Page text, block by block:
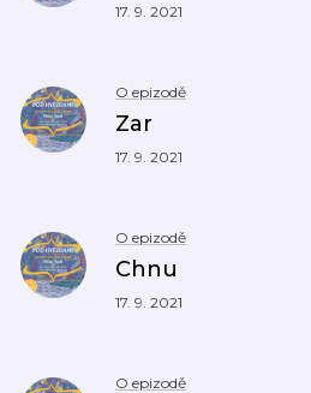
17. 9. 2021
O epizodě
Zar
17. 9. 2021
O epizodě
Chnu
17. 9. 2021
O epizodě